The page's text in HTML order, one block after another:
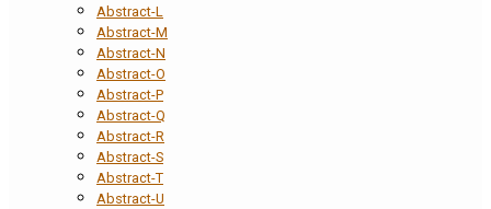
Abstract-L
Abstract-M
Abstract-N
Abstract-O
Abstract-P
Abstract-Q
Abstract-R
Abstract-S
Abstract-T
Abstract-U